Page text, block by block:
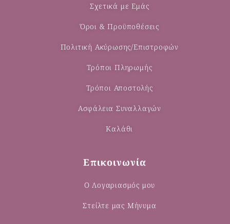
Σχετικά με Εμάς
Όροι & Προϋποθέσεις
Πολιτική Ακύρωσης/Επιστροφών
Τρόποι Πληρωμής
Τρόποι Αποστολής
Ασφάλεια Συναλλαγών
Καλάθι
Επικοινωνία
Ο Λογαριασμός μου
Στείλτε μας Μήνυμα